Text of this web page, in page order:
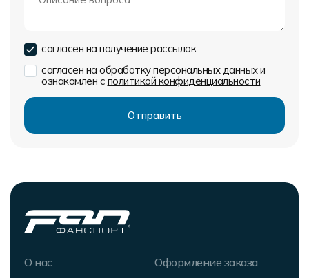
согласен на получение рассылок
согласен на обработку персональных данных и
ознакомлен с политикой конфиденциальности
О нас Оформление заказа